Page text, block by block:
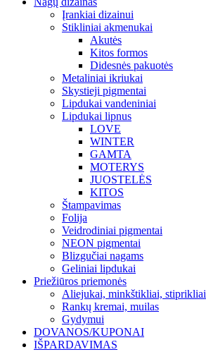
Įrankiai dizainui
Stikliniai akmenukai
Akutės
Kitos formos
Didesnės pakuotės
Metaliniai ikriukai
Skystieji pigmentai
Lipdukai vandeniniai
Lipdukai lipnus
LOVE
WINTER
GAMTA
MOTERYS
JUOSTELĖS
KITOS
Štampavimas
Folija
Veidrodiniai pigmentai
NEON pigmentai
Blizgučiai nagams
Geliniai lipdukai
Priežiūros priemonės
Aliejukai, minkštikliai, stiprikliai
Rankų kremai, muilas
Gydymui
DOVANOS/KUPONAI
IŠPARDAVIMAS